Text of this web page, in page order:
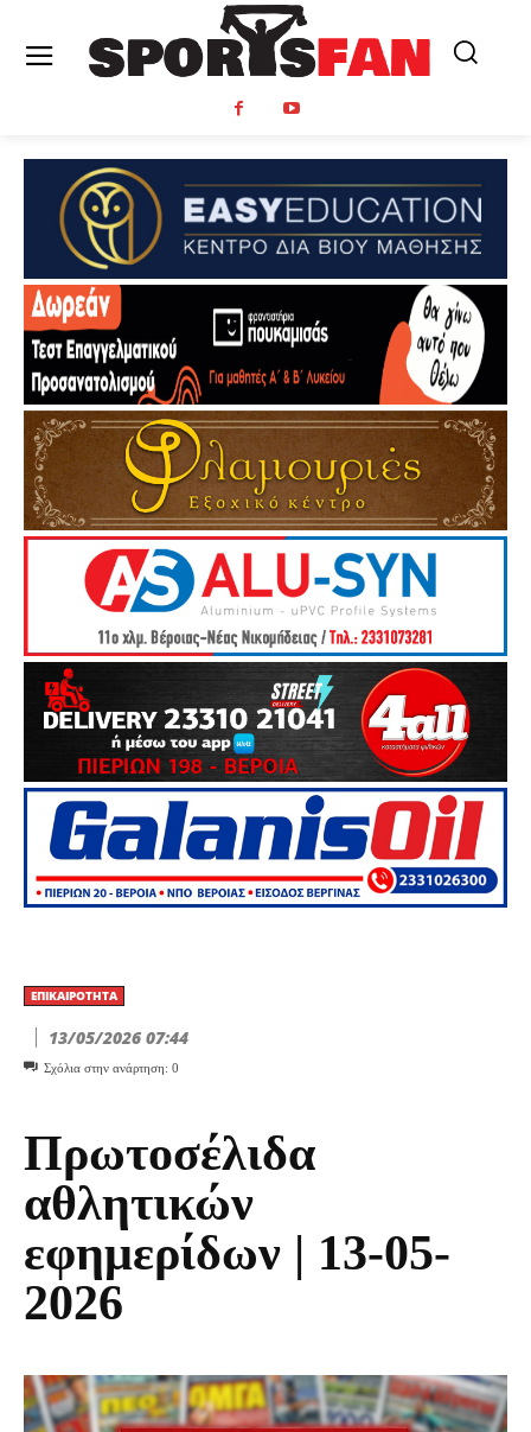
ΕΠΙΚΑΙΡΌΤΗΤΑ
13/05/2026 07:44
Σχόλια στην ανάρτηση: 0
Πρωτοσέλιδα
αθλητικών
εφημερίδων | 13-05-
2026